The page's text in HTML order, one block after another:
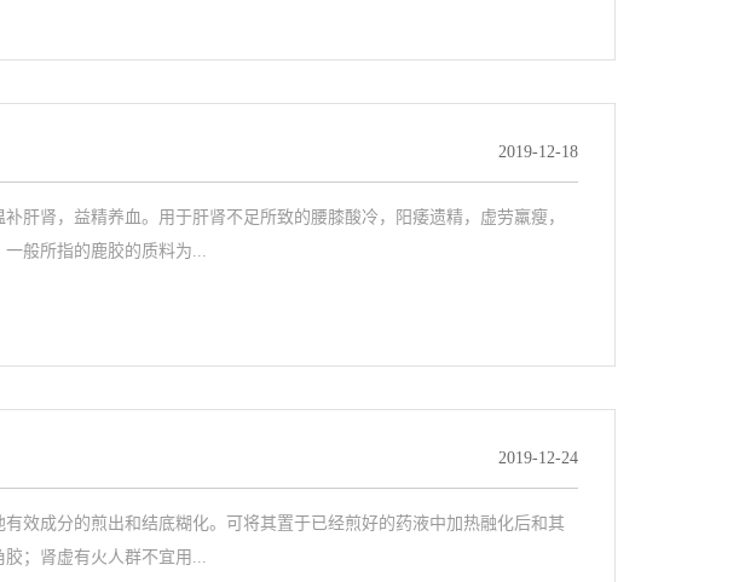
2019-12-18
肝肾，益精养血。用于肝肾不足所致的腰膝酸冷，阳痿遗精，虚劳羸瘦，
般所指的鹿胶的质料为...
2019-12-24
效成分的煎出和结底糊化。可将其置于已经煎好的药液中加热融化后和其
；肾虚有火人群不宜用...